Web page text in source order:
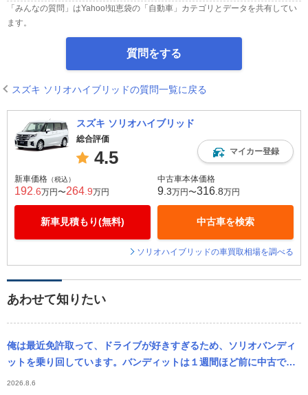
「みんなの質問」はYahoo!知恵袋の「自動車」カテゴリとデータを共有してい
ます。
質問をする
スズキ ソリオハイブリッドの質問一覧に戻る
スズキ ソリオハイブリッド
総合評価
4.5 マイカー登録
新車価格 （税込）
192 .6万円〜264 .9万円
新車見積もり(無料)
中古車本体価格
9 .3万円〜316 .8万円
中古車を検索
ソリオハイブリッドの車買取相場を調べる
あわせて知りたい
俺は最近免許取って、ドライブが好きすぎるため、ソリオバンディ
ットを乗り回しています。バンディットは１週間ほど前に中古で買
ったんですが、ほぼ毎日乗ってます。 とにかく、適当に少し離れた
2026.8.6